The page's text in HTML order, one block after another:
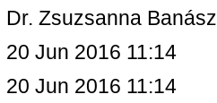
Dr. Zsuzsanna Banász
20 Jun 2016 11:14
20 Jun 2016 11:14